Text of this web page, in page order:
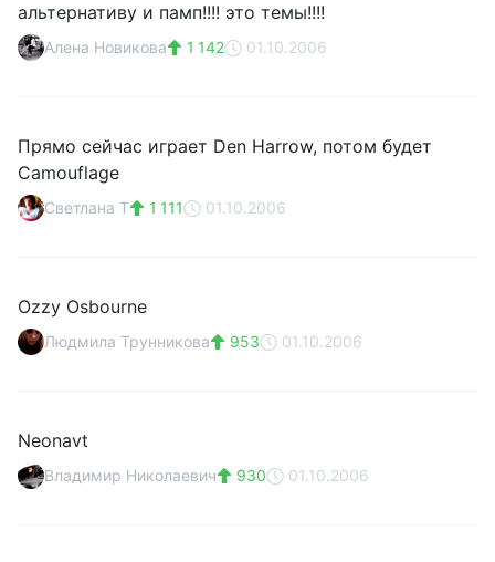
альтернативу и памп!!!! это темы!!!!
Алена Новикова 1 142 01.10.2006
Прямо сейчас играет Den Harrow, потом будет
Camouflage
Светлана Т 1 111 01.10.2006
Ozzy Osbourne
Людмила Трунникова 953 01.10.2006
Neonavt
Владимир Николаевич 930 01.10.2006